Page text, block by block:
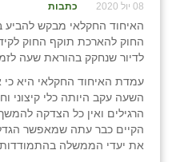
08 יול 2020 כתבות
האיחוד החקלאי מבקש להביע
החוק להארכת תוקף החוק
לדיור שנחקק בהוראת שעה
עמדת האיחוד החקלאי היא כי
השעה עקב היותה כלי קיצוני
הרגילים ואין כל הצדקה
הקיים כבר עתה שמאפשר
את יעדי הממשלה